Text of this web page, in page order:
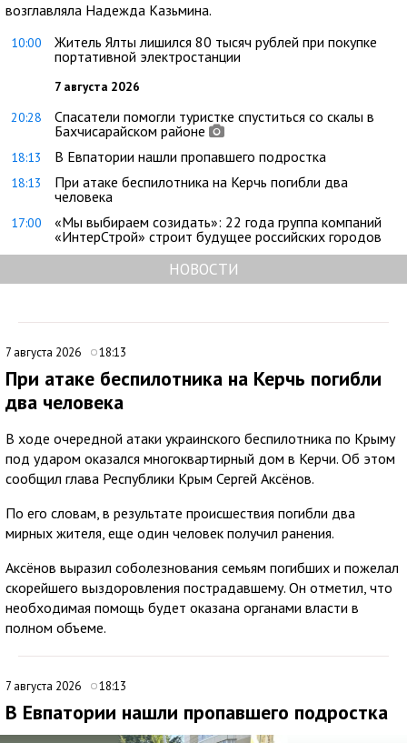
возглавляла Надежда Казьмина.
10:00
Житель Ялты лишился 80 тысяч рублей при покупке
портативной электростанции
7 августа 2026
20:28
Спасатели помогли туристке спуститься со скалы в
Бахчисарайском районе
18:13 В Евпатории нашли пропавшего подростка
18:13
При атаке беспилотника на Керчь погибли два
человека
17:00
«Мы выбираем созидать»: 22 года группа компаний
«ИнтерСтрой» строит будущее российских городов
НОВОСТИ
7 августа 2026 18:13
При атаке беспилотника на Керчь погибли
два человека
В ходе очередной атаки украинского беспилотника по Крыму
под ударом оказался многоквартирный дом в Керчи. Об этом
сообщил глава Республики Крым Сергей Аксёнов.
По его словам, в результате происшествия погибли два
мирных жителя, еще один человек получил ранения.
Аксёнов выразил соболезнования семьям погибших и пожелал
скорейшего выздоровления пострадавшему. Он отметил, что
необходимая помощь будет оказана органами власти в
полном объеме.
7 августа 2026 18:13
В Евпатории нашли пропавшего подростка